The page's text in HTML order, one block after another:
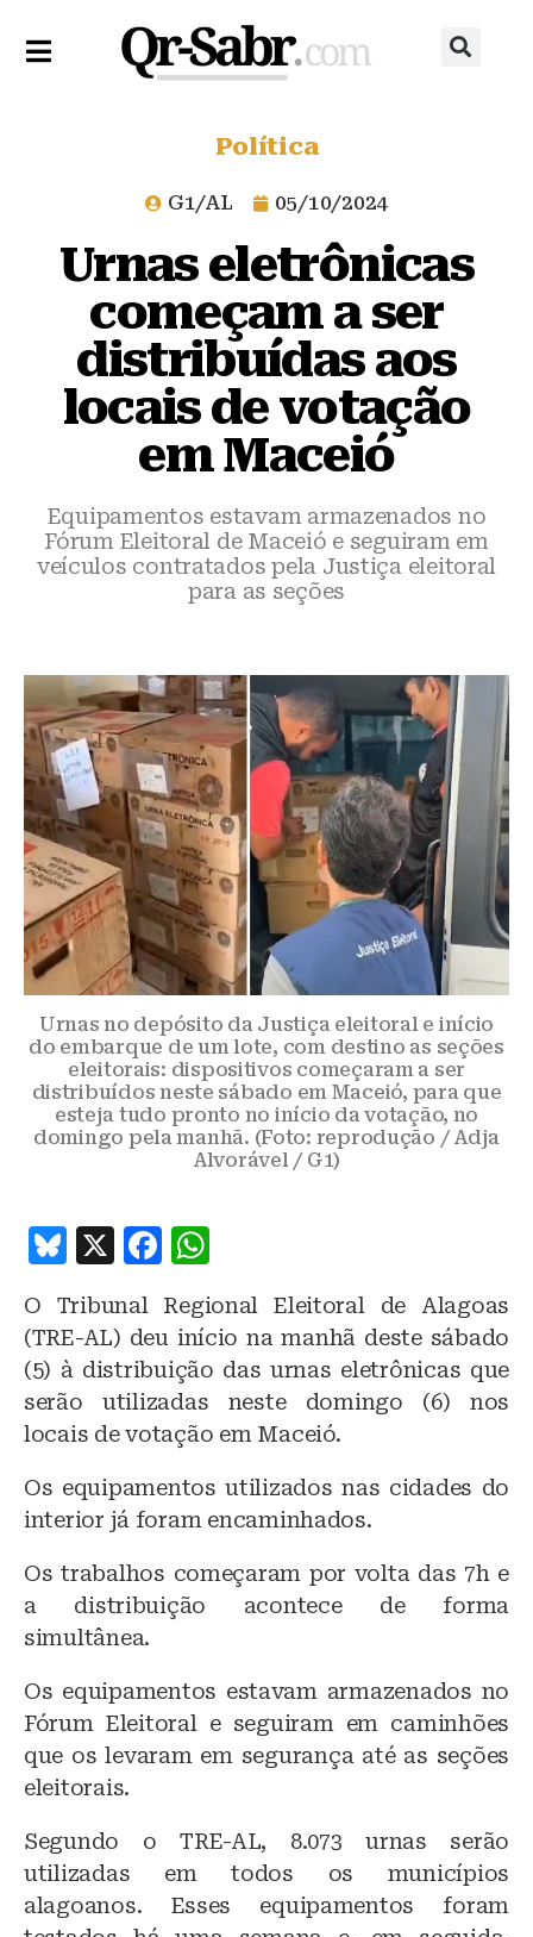
Política
G1/AL 05/10/2024
Urnas eletrônicas
começam a ser
distribuídas aos
locais de votação
em Maceió
Equipamentos estavam armazenados no
Fórum Eleitoral de Maceió e seguiram em
veículos contratados pela Justiça eleitoral
para as seções
Urnas no depósito da Justiça eleitoral e início
do embarque de um lote, com destino as seções
eleitorais: dispositivos começaram a ser
distribuídos neste sábado em Maceió, para que
esteja tudo pronto no início da votação, no
domingo pela manhã. (Foto: reprodução / Adja
Alvorável / G1)
B
e
s
k
y
X
F
c
e
b
o
o
k
at
s
A
p
p
O Tribunal Regional Eleitoral de Alagoas
(TRE-AL) deu início na manhã deste sábado
(5) à distribuição das urnas eletrônicas que
serão utilizadas neste domingo (6) nos
locais de votação em Maceió.
Os equipamentos utilizados nas cidades do
interior já foram encaminhados.
Os trabalhos começaram por volta das 7h e
a distribuição acontece de forma
simultânea.
Os equipamentos estavam armazenados no
Fórum Eleitoral e seguiram em caminhões
que os levaram em segurança até as seções
eleitorais.
Segundo o TRE-AL, 8.073 urnas serão
utilizadas em todos os municípios
alagoanos. Esses equipamentos foram